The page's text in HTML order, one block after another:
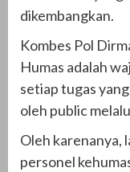
dikembangkan.
Kombes Pol
Humas adalah
setiap tugas
oleh public
Oleh karenanya,
personel